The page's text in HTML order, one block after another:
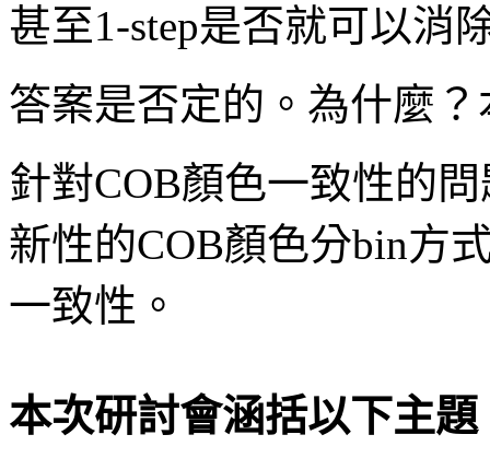
甚至1-step是否就可以消
答案是否定的。為什麼
針對COB顏色一致性的
新性的COB顏色分bin方
一致性。
本次研討會涵括以下主題